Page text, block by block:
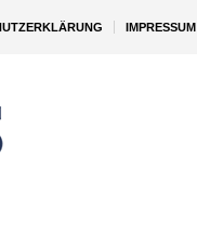
IMPRESSUM